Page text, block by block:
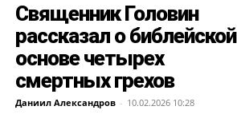
Священник Головин
рассказал о библейской
основе четырех
смертных грехов
Даниил Александров - 10.02.2026 10:28